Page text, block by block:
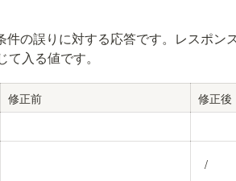
件の誤りに対する応答です。レスポン
入る値です。
修正前
修正後
/